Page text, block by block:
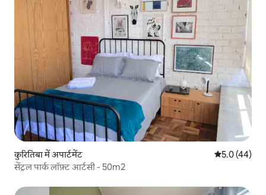
कुरितिबा में अपार्टमेंट औसत रेटिंग 5
5.0 (44)
सेंट्रल पार्क लॉफ़्ट आर्टसी - 50m2